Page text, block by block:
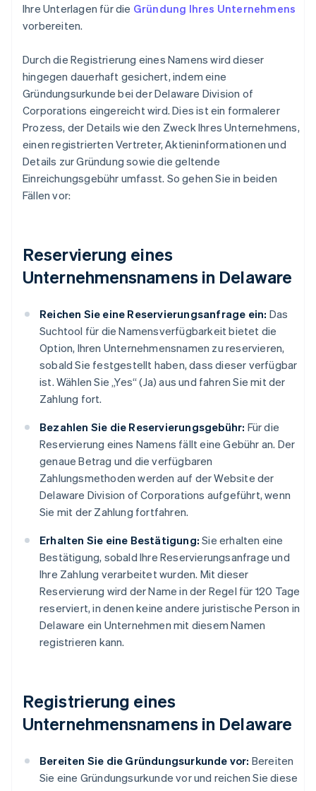
Ihre Unterlagen für die Gründung Ihres Unternehmens
vorbereiten.
Durch die Registrierung eines Namens wird dieser
hingegen dauerhaft gesichert, indem eine
Gründungsurkunde bei der Delaware Division of
Corporations eingereicht wird. Dies ist ein formalerer
Prozess, der Details wie den Zweck Ihres Unternehmens,
einen registrierten Vertreter, Aktieninformationen und
Details zur Gründung sowie die geltende
Einreichungsgebühr umfasst. So gehen Sie in beiden
Fällen vor:
Reservierung eines
Unternehmensnamens in Delaware
Reichen Sie eine Reservierungsanfrage ein: Das
Suchtool für die Namensverfügbarkeit bietet die
Option, Ihren Unternehmensnamen zu reservieren,
sobald Sie festgestellt haben, dass dieser verfügbar
ist. Wählen Sie „Yes“ (Ja) aus und fahren Sie mit der
Zahlung fort.
Bezahlen Sie die Reservierungsgebühr: Für die
Reservierung eines Namens fällt eine Gebühr an. Der
genaue Betrag und die verfügbaren
Zahlungsmethoden werden auf der Website der
Delaware Division of Corporations aufgeführt, wenn
Sie mit der Zahlung fortfahren.
Erhalten Sie eine Bestätigung: Sie erhalten eine
Bestätigung, sobald Ihre Reservierungsanfrage und
Ihre Zahlung verarbeitet wurden. Mit dieser
Reservierung wird der Name in der Regel für 120 Tage
reserviert, in denen keine andere juristische Person in
Delaware ein Unternehmen mit diesem Namen
registrieren kann.
Registrierung eines
Unternehmensnamens in Delaware
Bereiten Sie die Gründungsurkunde vor: Bereiten
Sie eine Gründungsurkunde vor und reichen Sie diese